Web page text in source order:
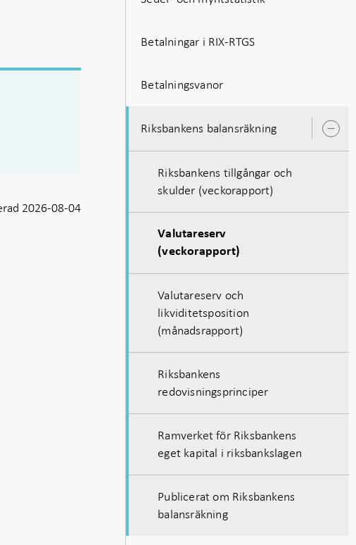
2026-08-04
Betalningar i RIX-RTGS
Betalningsvanor
Riksbankens balansräkning
Riksbankens tillgångar och
skulder (veckorapport)
Valutareserv
(veckorapport)
Valutareserv och
likviditetsposition
(månadsrapport)
Riksbankens
redovisningsprinciper
Ramverket för Riksbankens
eget kapital i riksbankslagen
Publicerat om Riksbankens
balansräkning